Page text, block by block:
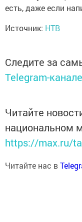
есть, даже если
Источник: НТВ
Следите за
Telegram-канале
Читайте
национальном
https://max.ru/
Читайте нас в